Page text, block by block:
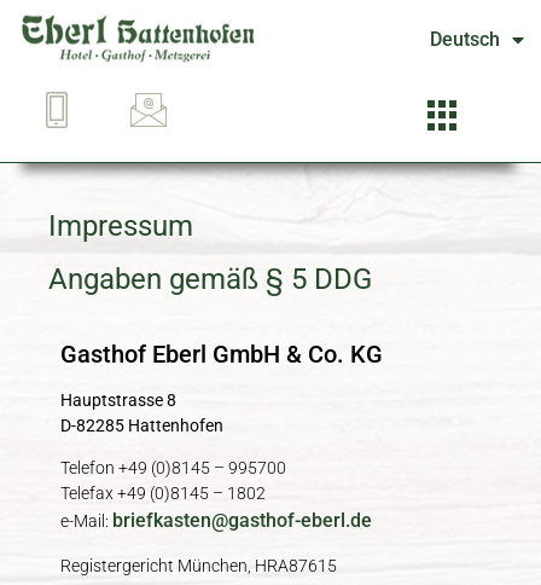
Deutsch
Impressum
Angaben gemäß § 5 DDG
Gasthof Eberl GmbH & Co. KG
Hauptstrasse 8
D-82285 Hattenhofen
Telefon +49 (0)8145 – 995700
Telefax +49 (0)8145 – 1802
e-Mail: briefkasten@gasthof-eberl.de
Registergericht München, HRA87615